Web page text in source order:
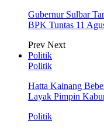
Gubernur Sulbar
BPK Tuntas 11
Prev Next
Politik
Politik
Hatta Kainang
Layak Pimpin
Politik